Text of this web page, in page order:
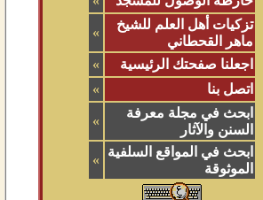
تزكيات أهل العلم للشيخ
ماهر القحطاني
»
اجعلنا صفحتك الرئيسية
»
اتصل بنا
»
ابحث في مجلة معرفة
السنن والآثار
»
ابحث في المواقع السلفية
الموثوقة
»